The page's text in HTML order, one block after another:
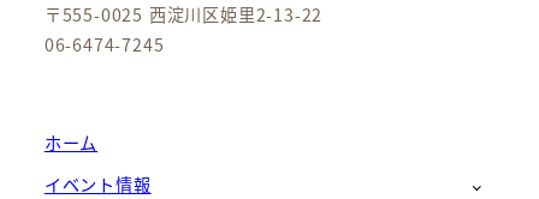
〒555-0025 西淀川区姫里2-13-22
06-6474-7245
ホーム
イベント情報